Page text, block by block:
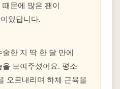
문에 많은 팬이
었답니다.
한 지 딱 한 달 만에
보여주셨어요. 평소
오르내리며 하체 근육을